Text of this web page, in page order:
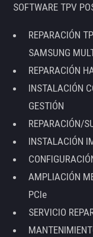
SOFTWARE TPV
REPARACIÓN
SAMSUNG
REPARACIÓN
INSTALACIÓN
GESTIÓN
REPARACIÓN/
INSTALACIÓN
AMPLIACIÓN
PCIe
SERVICIO